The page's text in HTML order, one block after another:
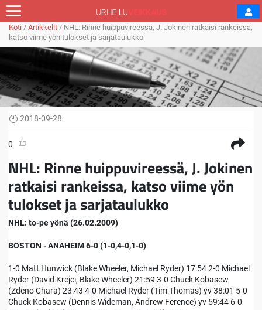
Koti / Artikkelit / NHL: Rinne huippuvireessä, J. Jokinen ratkaisi rankeissa,
katso viime yön tulokset ja sarjataulukko
2018-09-28
0
NHL: Rinne huippuvireessä, J. Jokinen
ratkaisi rankeissa, katso viime yön
tulokset ja sarjataulukko
NHL: to-pe yönä (26.02.2009)
BOSTON - ANAHEIM 6-0 (1-0,4-0,1-0)
1-0 Matt Hunwick (Blake Wheeler, Michael Ryder) 17:54 2-0 Michael
Ryder (David Krejci, Blake Wheeler) 21:59 3-0 Chuck Kobasew
(Zdeno Chara) 23:43 4-0 Michael Ryder (Tim Thomas) yv 38:01 5-0
Chuck Kobasew (Dennis Wideman, Andrew Ference) yv 59:44 6-0